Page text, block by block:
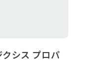
シス プロパ